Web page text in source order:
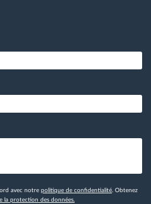
avec notre politique de confidentialité. Obtenez
la protection des données.